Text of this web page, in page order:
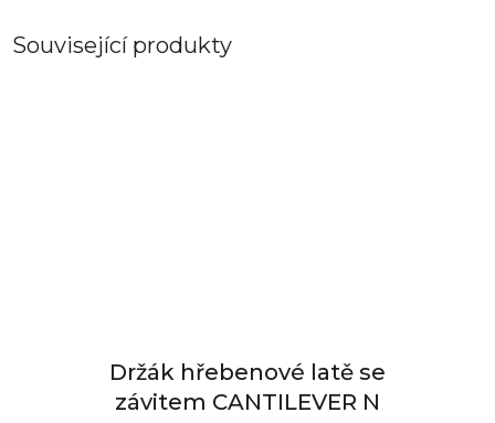
Související produkty
Držák hřebenové latě se
závitem CANTILEVER N